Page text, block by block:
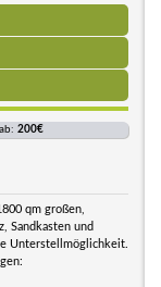
200€
qm großen,
Sandkasten und
Unterstellmöglichkeit.